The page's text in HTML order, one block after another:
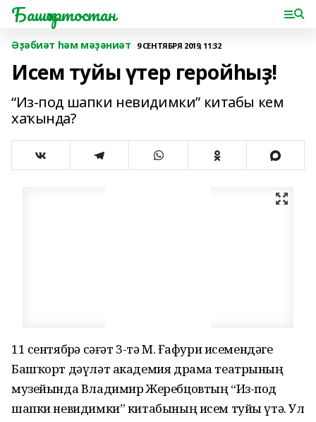
Башҡортостан
Әҙәбиәт һәм мәҙәниәт 9 СЕНТЯБРЯ 2019, 11:32
Исем туйы үтер геройһыҙ!
“Из-под шапки невидимки” китабы кем
хаҡында?
11 сентябрҙә сәғәт 3-тә М. Ғафури исемендәге
Башҡорт дәүләт академия драма театрының
музейында Владимир Жеребцовтың “Из-под
шапки невидимки” китабының исем туйы үтә. Ул